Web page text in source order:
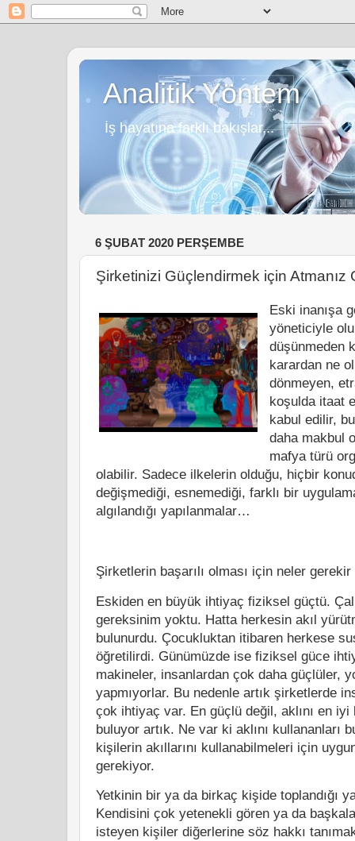
Analitik Yöntem
İş hayatına farklı bakışlar...
6 ŞUBAT 2020 PERŞEMBE
Şirketinizi Güçlendirmek için Atmanız
Eski inanışa
yöneticiyle
düşünmeden
karardan ne
dönmeyen,
koşulda itaat
kabul edilir,
daha makbul
mafya türü
olabilir. Sadece ilkelerin olduğu, hiçbir
değişmediği, esnemediği, farklı bir
algılandığı yapılanmalar…
Şirketlerin başarılı olması için neler
Eskiden en büyük ihtiyaç fiziksel güçtü.
gereksinim yoktu. Hatta herkesin akıl
bulunurdu. Çocukluktan itibaren herkese
öğretilirdi. Günümüzde ise fiziksel güce
makineler, insanlardan çok daha güçlüler,
yapmıyorlar. Bu nedenle artık şirketlerde
çok ihtiyaç var. En güçlü değil, aklını en
buluyor artık. Ne var ki aklını kullananları
kişilerin akıllarını kullanabilmeleri için
gerekiyor.
Yetkinin bir ya da birkaç kişide toplandığı
Kendisini çok yetenekli gören ya da
isteyen kişiler diğerlerine söz hakkı